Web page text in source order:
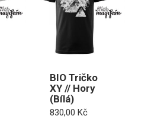
BIO Tričko
XY // Hory
(Bílá)
830,00Kč